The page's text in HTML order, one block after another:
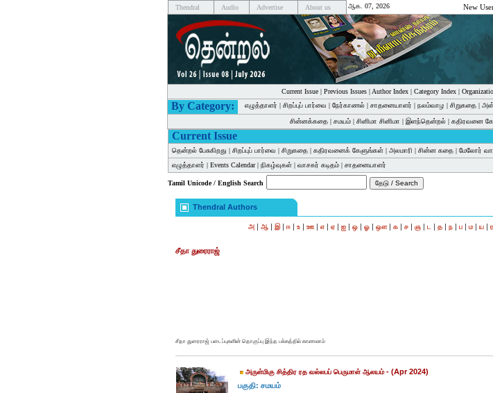
Thendral Audio Advertise About us ஆக. 07, 2026 New
Current Issue| Previous Issues| Author Index| Category Index|
By Category: எழுத்தாளர் | சிறப்புப் பார்வை | நேர்காணல் | சாதனையாளர் | நலம்வாழ | சிறுகதை |
சின்னக்கதை | சமயம் | சினிமா சினிமா | இளந்தென்றல் | கதிரவனை
Current Issue
தென்றல் பேசுகிறது | சிறப்புப் பார்வை | சிறுகதை | கதிரவனைக் கேளுங்கள் | அலமாரி | சின்ன கதை | மேலோர்
எழுத்தாளர் | Events Calendar| நிகழ்வுகள் | வாசகர் கடிதம் | சாதனையாளர்
Tamil Unicode / English Search
Thendral Authors
அ | ஆ | இ| ஈ | உ | ஊ | எ | ஏ | ஐ | ஒ | ஓ | ஔ| க | ச | ஞ | ட | த | ந | ப | ம| ய | ர
சீதா துரைராஜ்
சீதா துரைராஜ் படைப்புகளின் தொகுப்பு இந்த பக்கத்தில் காணலாம்
அருள்மிகு சித்திர ரத வல்லபப் பெருமாள் ஆலயம்- (Apr 2024)
பகுதி: சமயம்